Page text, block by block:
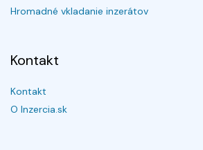
Hromadné vkladanie inzerátov
Kontakt
Kontakt
O Inzercia.sk